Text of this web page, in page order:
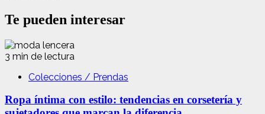
Te pueden interesar
3 min de lectura
Colecciones / Prendas
Ropa íntima con estilo: tendencias en corsetería y